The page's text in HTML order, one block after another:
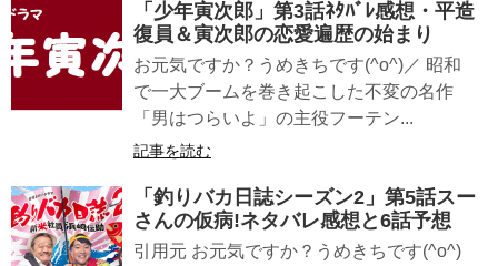
「少年寅次郎」第3話ﾈﾀﾊﾞﾚ感想・平造
復員＆寅次郎の恋愛遍歴の始まり
お元気ですか？うめきちです(^o^)／ 昭和
で一大ブームを巻き起こした不変の名作
「男はつらいよ」の主役フーテン...
記事を読む
「釣りバカ日誌シーズン2」第5話スー
さんの仮病!ネタバレ感想と6話予想
引用元 お元気ですか？うめきちです(^o^)